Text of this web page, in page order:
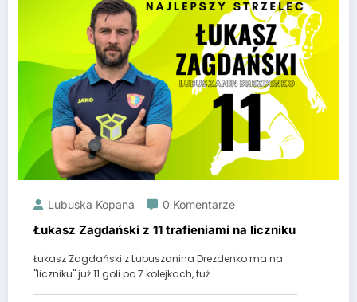
Lubuska Kopana 0 Komentarze
Łukasz Zagdański z 11 trafieniami na liczniku
Łukasz Zagdański z Lubuszanina Drezdenko ma na
"liczniku" już 11 goli po 7 kolejkach, tuż…